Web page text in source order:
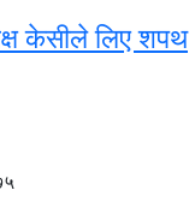
केसीले लिए शपथ